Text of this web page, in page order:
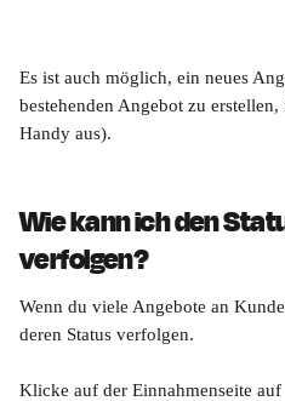
Es ist auch möglich, ein neues
bestehenden Angebot zu
Handy aus).
Wie kann ich den
verfolgen?
Wenn du viele Angebote an
deren Status verfolgen.
Klicke auf der Einnahmenseite